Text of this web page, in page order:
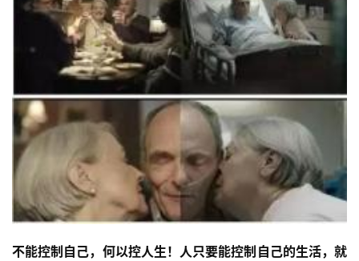
不能控制自己，何以控人生！人只要能控制自己的生活，就